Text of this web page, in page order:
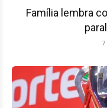
Família lembra
7